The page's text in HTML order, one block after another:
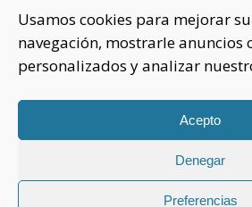
Usamos cookies para mejorar
navegación, mostrarle anuncios
personalizados y analizar
Acepto
Denegar
Preferencias
Sobre nosotros
Aviso Legal
Política de
Política Cookies
CONTACTAR